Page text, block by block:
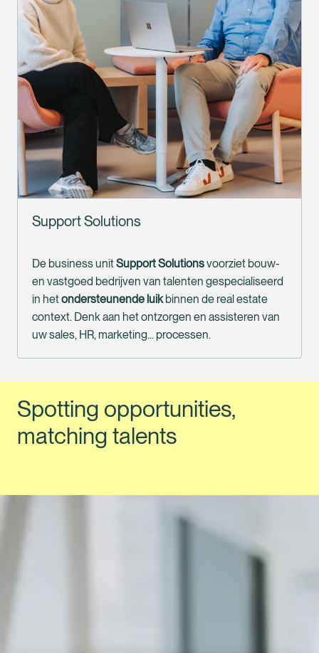
Support Solutions
De business unit Support Solutions voorziet bouw-
en vastgoed bedrijven van talenten gespecialiseerd
in het ondersteunende luik binnen de real estate
context. Denk aan het ontzorgen en assisteren van
uw sales, HR, marketing... processen.
Spotting opportunities,
matching talents